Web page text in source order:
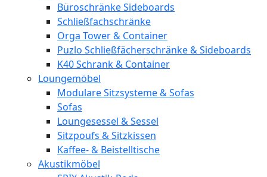
Büroschränke Sideboards
Schließfachschränke
Orga Tower & Container
Puzlo Schließfächerschränke & Sideboards
K40 Schrank & Container
Loungemöbel
Modulare Sitzsysteme & Sofas
Sofas
Loungesessel & Sessel
Sitzpoufs & Sitzkissen
Kaffee- & Beistelltische
Akustikmöbel